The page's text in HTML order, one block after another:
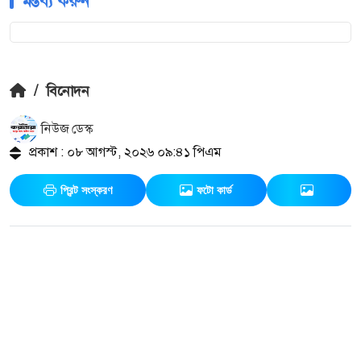
/ বিনোদন
নিউজ ডেস্ক
প্রকাশ : ০৮ আগস্ট, ২০২৬ ০৯:৪১ পিএম
প্রিন্ট সংস্করণ ফটো কার্ড